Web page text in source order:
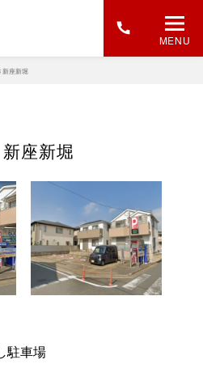
MENU
新座新堀
座新堀
1
駐車場